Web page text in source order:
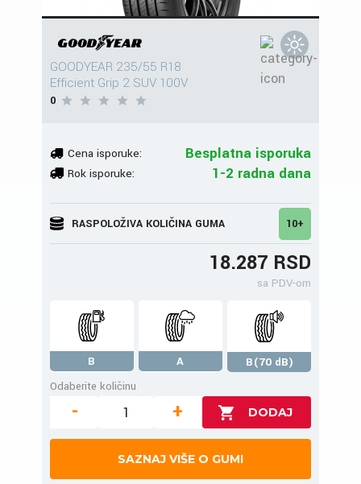
GOODYEAR 235/55 R18
Efficient Grip 2 SUV 100V
0
Cena isporuke: Besplatna isporuka
Rok isporuke: 1-2 radna dana
RASPOLOŽIVA KOLIČINA GUMA 10+
18.287 RSD
sa PDV-om
B A
B(70 dB)
Odaberite količinu
- +
SAZNAJ VIŠE O GUMI